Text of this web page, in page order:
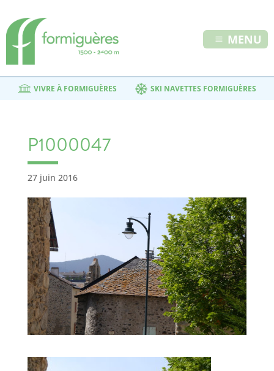
MENU
VIVRE À FORMIGUÈRES SKI NAVETTES FORMIGUÈRES
P1000047
27 juin 2016